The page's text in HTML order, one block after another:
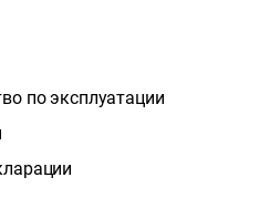
по эксплуатации